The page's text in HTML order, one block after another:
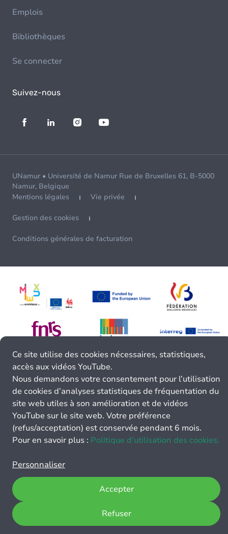
Emplois
Bibliothèques
Se connecter
Suivez-nous
UNamur • Université de Namur Rue de Bruxelles 61, B-5000
Namur, Belgique
Mentions légales
Vie privée
Gestion des cookies
Conditions générales de facturation
Ce site utilise des cookies nécessaires, statistiques,
accès aux vidéos YouTube.
Nous demandons votre consentement pour l’utilisation
de cookies d’analyses statistiques de fréquentation du
site web utiles à son amélioration et de vidéos
YouTube sur le site web. Votre préférence
(refus/acceptation) est conservée pendant 6 mois.
Pour en savoir plus : Politique d’utilisation des cookies.
Personnaliser
Refuser
Accepter